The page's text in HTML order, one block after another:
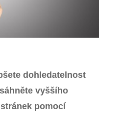
dohledatelnost
vyššího
pomocí